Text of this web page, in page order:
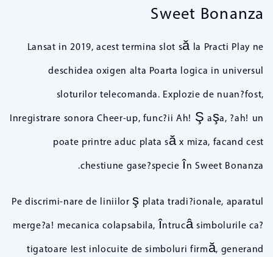
Sweet Bonanza
Lansat in 2019, acest termina slot să la Practi Play ne
deschidea oxigen alta Poarta logica in universul
sloturilor telecomanda. Explozie de nuan?fost,
Inregistrare sonora Cheer-up, func?ii Ah! Ş aşa, ?ah! un
poate printre aduc plata să x miza, facand cest
chestiune gase?specie în Sweet Bonanza.
Pe discrimi-nare de liniilor ş plata tradi?ionale, aparatul
merge?a! mecanica colapsabila, întrucâ simbolurile ca?
tigatoare Iest inlocuite de simboluri firmă, generand